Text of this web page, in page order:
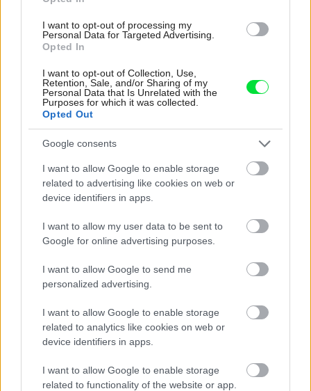
I want to opt-out of processing my
Personal Data for Targeted Advertising.
Opted In
I want to opt-out of Collection, Use,
Retention, Sale, and/or Sharing of my
Personal Data that Is Unrelated with the
Purposes for which it was collected.
Opted Out
Google consents
I want to allow Google to enable storage
related to advertising like cookies on web or
device identifiers in apps.
I want to allow my user data to be sent to
Google for online advertising purposes.
I want to allow Google to send me
personalized advertising.
I want to allow Google to enable storage
related to analytics like cookies on web or
device identifiers in apps.
I want to allow Google to enable storage
related to functionality of the website or app.
Ďalším prvkom, ktorému sa venuje veľká pozornosť, sú
nové typy kovaní. Dvere veľkých úložných priestorov sa
hladko a ľahko odsunú nabok a celý priestor je ľahko
dostupný a prehľadný. Dvierka horných skriniek sa
vyklápajú alebo vysúvajú dohora, vďaka čomu sú tieto
odkladacie priestory dobre prístupné.